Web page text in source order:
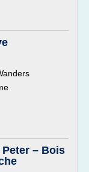
– Bois